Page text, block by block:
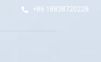
+86 18838720228